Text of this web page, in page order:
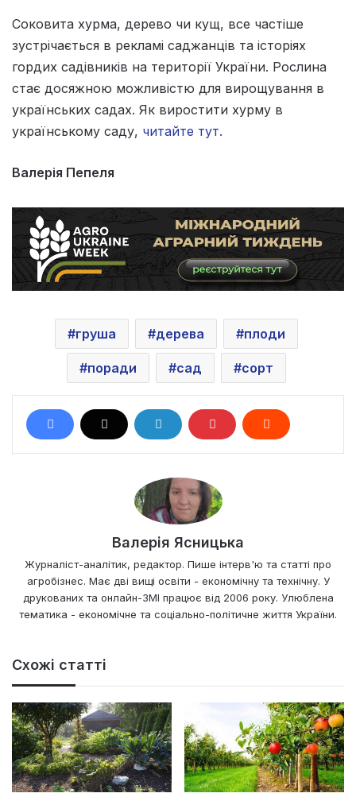
Соковита хурма, дерево чи кущ, все частіше
зустрічається в рекламі саджанців та історіях
гордих садівників на території України. Рослина
стає досяжною можливістю для вирощування в
українських садах. Як виростити хурму в
українському саду, читайте тут.
Валерія Пепеля
груша дерева плоди
поради сад сорт
Валерія Ясницька
Журналіст-аналітик, редактор. Пише інтерв'ю та статті про
агробізнес. Має дві вищі освіти - економічну та технічну. У
друкованих та онлайн-ЗМІ працює від 2006 року. Улюблена
тематика - економічне та соціально-політичне життя України.
Схожі статті